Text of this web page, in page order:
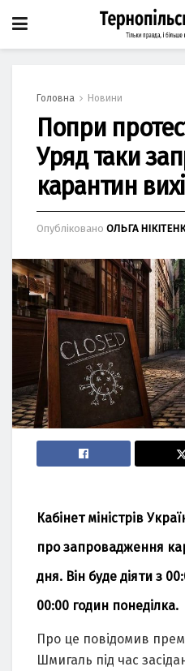
Головна Новини
Попри
Уряд таки
карантин
Опубліковано ОЛЬГА
Кабінет міністрів
про запровадження
дня. Він буде діяти з
00:00 годин понеділка.
Про це повідомив
Шмигаль під час